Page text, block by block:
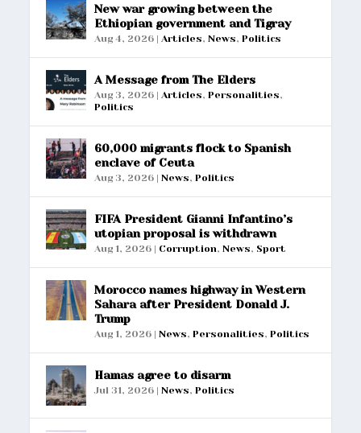
New war growing between the
Ethiopian government and Tigray
Aug 4, 2026 |Articles,News,Politics
A Message from The Elders
Aug 3, 2026 |Articles,Personalities,
Politics
60,000 migrants flock to Spanish
enclave of Ceuta
Aug 3, 2026 |News,Politics
FIFA President Gianni Infantino’s
utopian proposal is withdrawn
Aug 1, 2026 | Corruption,News, Sport
Morocco names highway in Western
Sahara after President Donald J.
Trump
Aug 1, 2026 |News,Personalities,Politics
Hamas agree to disarm
Jul 31, 2026 |News,Politics